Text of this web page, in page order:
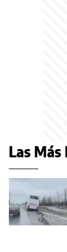
Las Más